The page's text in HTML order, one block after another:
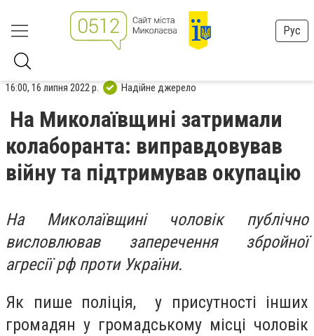
Рус
16:00, 16 липня 2022 р. Надійне джерело
На Миколаївщині затримали
колаборанта: виправдовував
війну та підтримував окупацію
На Миколаївщині чоловік публічно
висловлював заперечення збройної
агресії рф проти України.
Як пише поліція, у присутності інших
громадян у громадському місці чоловік